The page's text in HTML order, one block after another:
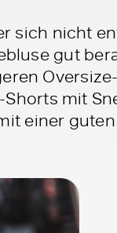
sich nicht
gut
mit
einer